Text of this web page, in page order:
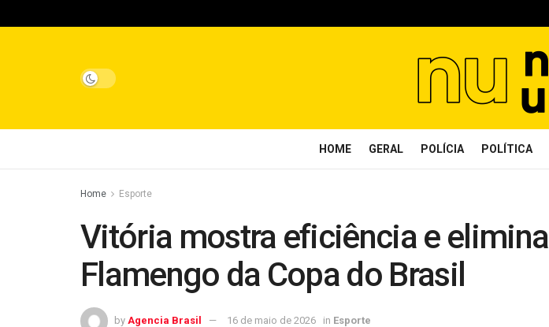
HOME GERAL POLÍCIA POLÍTICA
Home Esporte
Vitória mostra eficiência e elimina
Flamengo da Copa do Brasil
by Agencia Brasil 16 de maio de 2026 in Esporte